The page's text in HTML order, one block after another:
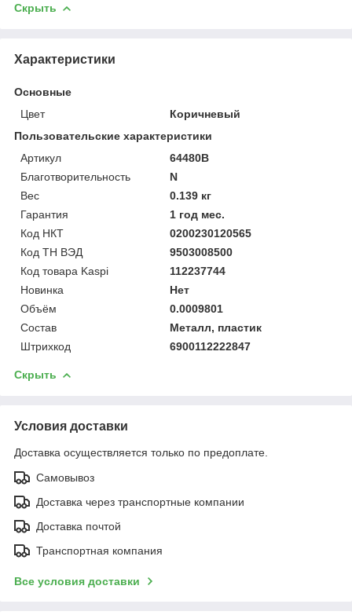
Скрыть
Характеристики
Основные
Цвет
Коричневый
Пользовательские характеристики
Артикул
64480B
Благотворительность
N
Вес
0.139 кг
Гарантия
1 год мес.
Код НКТ
0200230120565
Код ТН ВЭД
9503008500
Код товара Kaspi
112237744
Новинка
Нет
Объём
0.0009801
Состав
Металл, пластик
Штрихкод
6900112222847
Скрыть
Условия доставки
Доставка осуществляется только по предоплате.
Самовывоз
Доставка через транспортные компании
Доставка почтой
Транспортная компания
Все условия доставки